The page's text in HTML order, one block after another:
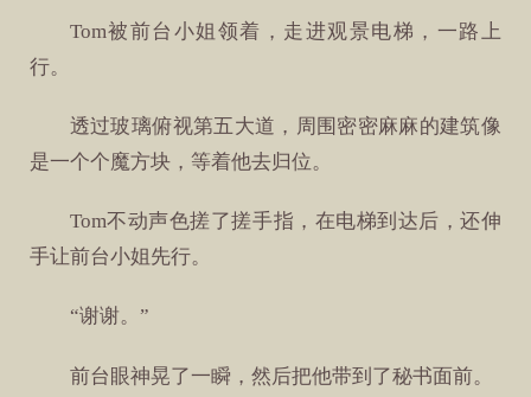
Tom被前台小姐领着，走进观景电梯，一路上
行。
透过玻璃俯视第五大道，周围密密麻麻的建筑像
是一个个魔方块，等着他去归位。
Tom不动声色搓了搓手指，在电梯到达后，还伸
手让前台小姐先行。
“谢谢。”
前台眼神晃了一瞬，然后把他带到了秘书面前。